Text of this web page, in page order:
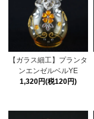
【ガラス細工】プランタ
ンエンゼルベルYE
1,320円(税120円)